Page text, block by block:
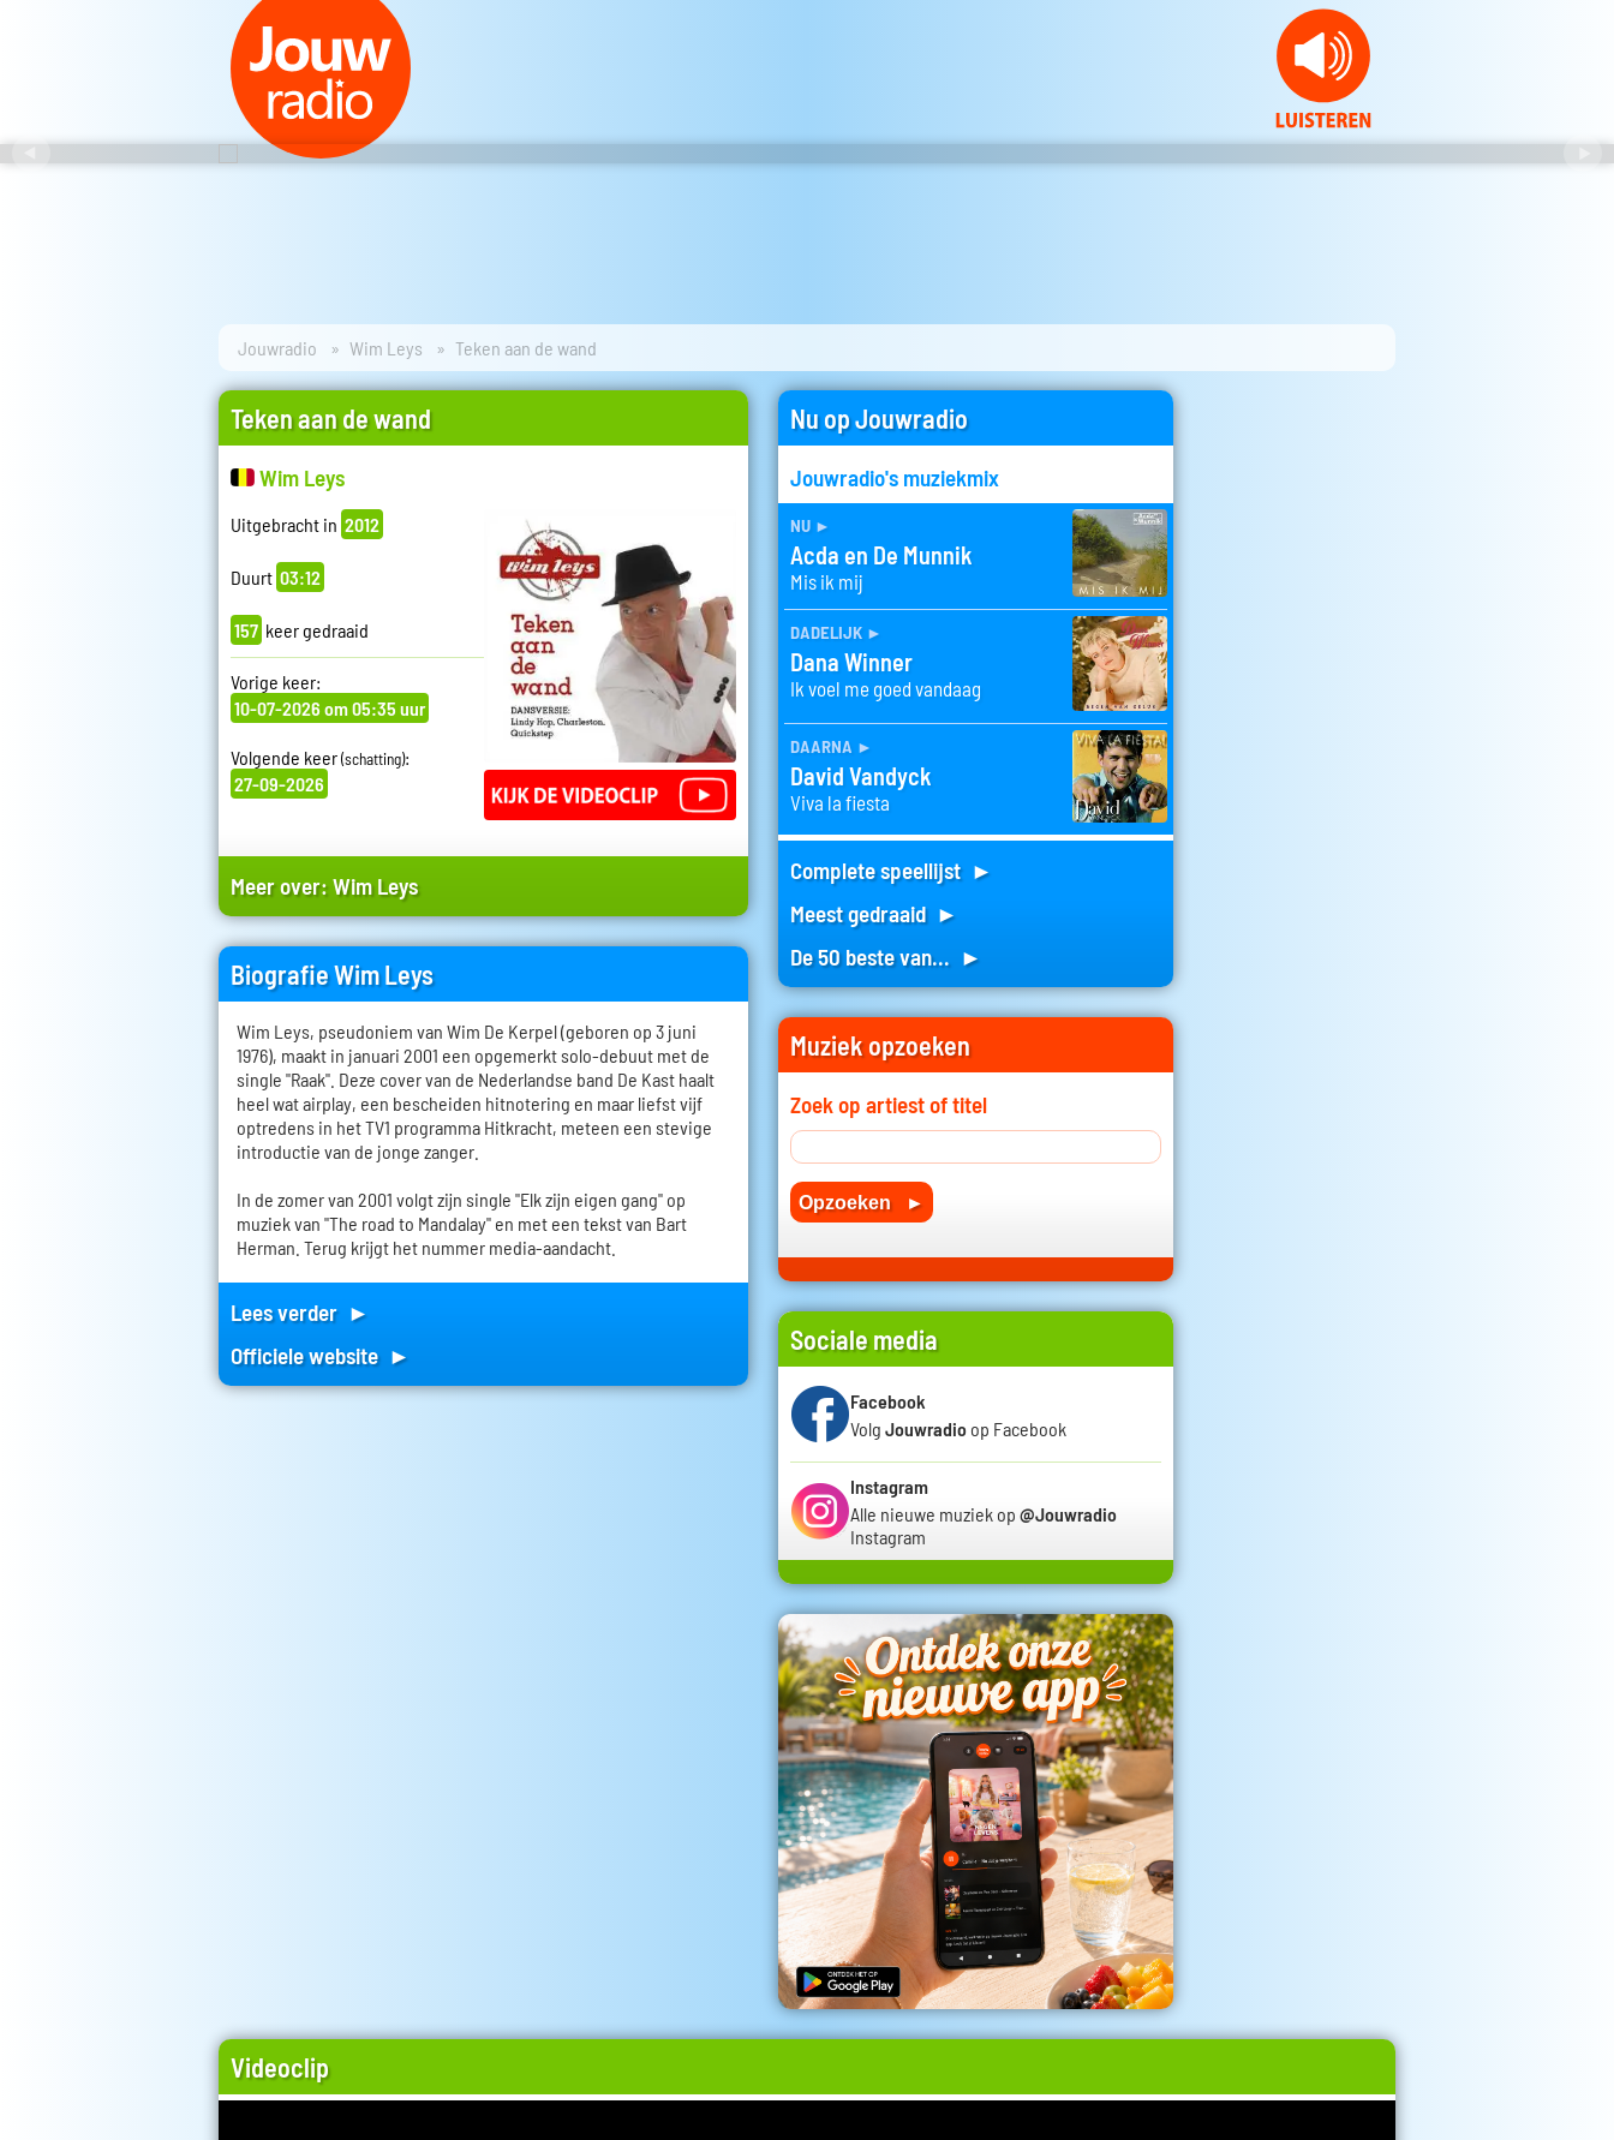
Jouwradio Wim Leys Teken aan de wand
Teken aan de wand
Wim Leys
Uitgebracht in 2012
Duurt 03:12
157 keer gedraaid
Vorige keer:
10-07-2026 om 05:35 uur
Volgende keer(schatting):
27-09-2026
Meer over:Wim Leys
Biografie Wim Leys
Wim Leys, pseudoniem van Wim De Kerpel (geboren op 3 juni
1976), maakt in januari 2001 een opgemerkt solo-debuut met de
single "Raak". Deze cover van de Nederlandse band De Kast haalt
heel wat airplay, een bescheiden hitnotering en maar liefst vijf
optredens in het TV1 programma Hitkracht, meteen een stevige
introductie van de jonge zanger.
In de zomer van 2001 volgt zijn single "Elk zijn eigen gang" op
muziek van "The road to Mandalay" en met een tekst van Bart
Herman. Terug krijgt het nummer media-aandacht.
Lees verder ►
Officiele website ►
Nu op Jouwradio
Jouwradio's muziekmix
nu ►
Acda en De Munnik
Mis ik mij
dadelijk ►
Dana Winner
Ik voel me goed vandaag
daarna ►
David Vandyck
Viva la fiesta
Complete speellijst ►
Meest gedraaid ►
De 50 beste van... ►
Muziek opzoeken
Zoek op artiest of titel
Sociale media
Facebook
Volg Jouwradio op Facebook
Instagram
Alle nieuwe muziek op @Jouwradio
Instagram
Videoclip